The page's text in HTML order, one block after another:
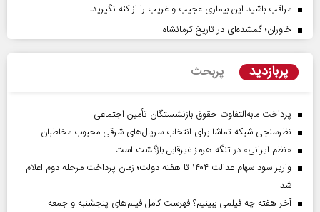
مراقب باشید این بیماری عجیب و غریب را از کنه نگیرید!
خاوران؛ گمشده‌ای در تاریخ کرمانشاه
پربازدید پربحث
پرداخت مابه‌التفاوت حقوق بازنشستگان تأمین اجتماعی
نظرسنجی شبکه تماشا برای انتخاب سریال‌های شرقی محبوب مخاطبان
«نظم ایرانی» در تنگه هرمز غیرقابل بازگشت است
واریز سود سهام عدالت ۱۴۰۴ تا هفته دولت؛ زمان پرداخت مرحله دوم اعلام
شد
آخر هفته چه فیلمی ببینیم؟ فهرست کامل فیلم‌های پنجشنبه و جمعه